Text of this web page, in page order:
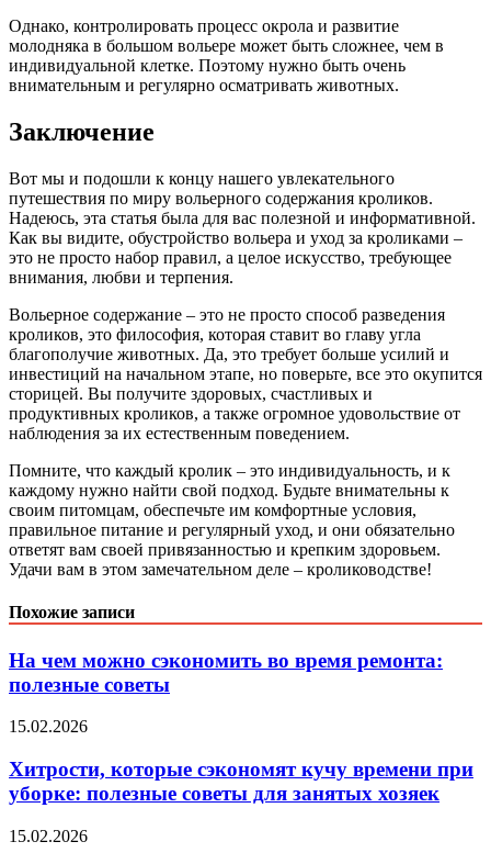
Однако, контролировать процесс окрола и развитие
молодняка в большом вольере может быть сложнее, чем в
индивидуальной клетке. Поэтому нужно быть очень
внимательным и регулярно осматривать животных.
Заключение
Вот мы и подошли к концу нашего увлекательного
путешествия по миру вольерного содержания кроликов.
Надеюсь, эта статья была для вас полезной и информативной.
Как вы видите, обустройство вольера и уход за кроликами –
это не просто набор правил, а целое искусство, требующее
внимания, любви и терпения.
Вольерное содержание – это не просто способ разведения
кроликов, это философия, которая ставит во главу угла
благополучие животных. Да, это требует больше усилий и
инвестиций на начальном этапе, но поверьте, все это окупится
сторицей. Вы получите здоровых, счастливых и
продуктивных кроликов, а также огромное удовольствие от
наблюдения за их естественным поведением.
Помните, что каждый кролик – это индивидуальность, и к
каждому нужно найти свой подход. Будьте внимательны к
своим питомцам, обеспечьте им комфортные условия,
правильное питание и регулярный уход, и они обязательно
ответят вам своей привязанностью и крепким здоровьем.
Удачи вам в этом замечательном деле – кролиководстве!
Похожие записи
На чем можно сэкономить во время ремонта:
полезные советы
15.02.2026
Хитрости, которые сэкономят кучу времени при
уборке: полезные советы для занятых хозяек
15.02.2026